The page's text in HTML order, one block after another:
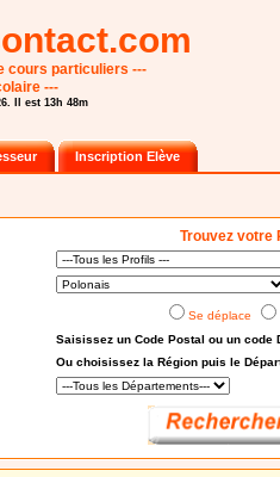
cours particuliers ---
---
Il est 13h 48m
Inscription Elève
Trouvez votre
Se déplace
Saisissez un Code Postal ou un code
Ou choisissezla Région puis le